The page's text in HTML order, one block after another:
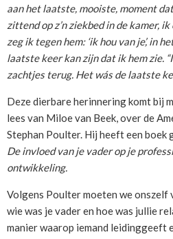
aan het laatste, mooiste, moment
zittend op z’n ziekbed in de kamer,
zeg ik tegen hem: ‘ik hou van je’, in
laatste keer kan zijn dat ik hem zie.
zachtjes terug. Het wás de laatste
Deze dierbare herinnering komt bij
lees van Miloe van Beek, over de
Stephan Poulter. Hij heeft een boek
De invloed van je vader op je
ontwikkeling.
Volgens Poulter moeten we onszelf
wie was je vader en hoe was jullie
manier waarop iemand leidinggeeft